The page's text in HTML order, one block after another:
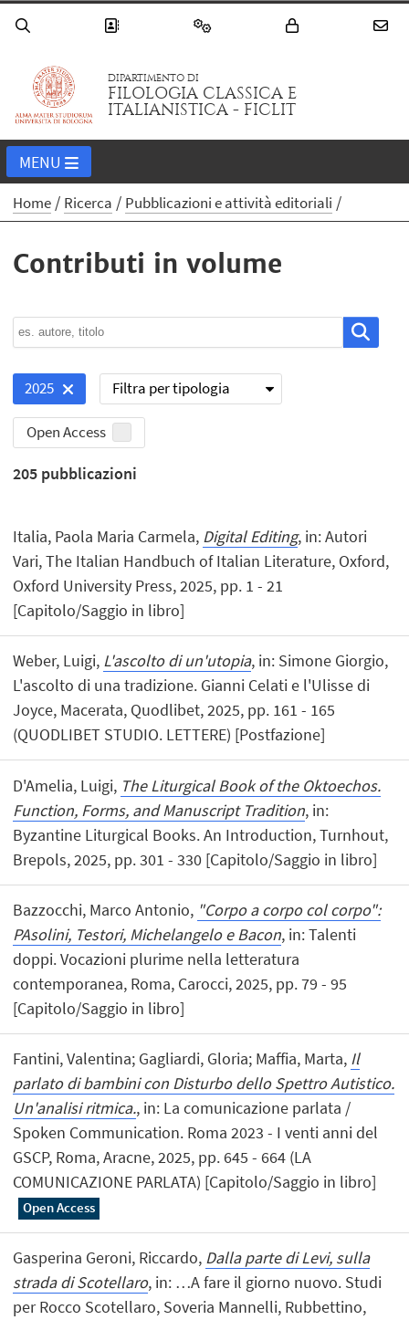
DIPARTIMENTO DI
FILOLOGIA CLASSICA E
ITALIANISTICA - FICLIT
MENU
Home Ricerca Pubblicazioni e attività editoriali
Contributi in volume
2025 Filtra per tipologia
Open Access
205 pubblicazioni
Italia, Paola Maria Carmela, Digital Editing, in: Autori
Vari, The Italian Handbuch of Italian Literature, Oxford,
Oxford University Press, 2025, pp. 1 - 21
[Capitolo/Saggio in libro]
Weber, Luigi, L'ascolto di un'utopia, in: Simone Giorgio,
L'ascolto di una tradizione. Gianni Celati e l'Ulisse di
Joyce, Macerata, Quodlibet, 2025, pp. 161 - 165
(QUODLIBET STUDIO. LETTERE) [Postfazione]
D'Amelia, Luigi, The Liturgical Book of the Oktoechos.
Function, Forms, and Manuscript Tradition, in:
Byzantine Liturgical Books. An Introduction, Turnhout,
Brepols, 2025, pp. 301 - 330 [Capitolo/Saggio in libro]
Bazzocchi, Marco Antonio, "Corpo a corpo col corpo":
PAsolini, Testori, Michelangelo e Bacon, in: Talenti
doppi. Vocazioni plurime nella letteratura
contemporanea, Roma, Carocci, 2025, pp. 79 - 95
[Capitolo/Saggio in libro]
Fantini, Valentina; Gagliardi, Gloria; Maffia, Marta, Il
parlato di bambini con Disturbo dello Spettro Autistico.
Un'analisi ritmica., in: La comunicazione parlata /
Spoken Communication. Roma 2023 - I venti anni del
GSCP, Roma, Aracne, 2025, pp. 645 - 664 (LA
COMUNICAZIONE PARLATA) [Capitolo/Saggio in libro]
Open Access
Gasperina Geroni, Riccardo, Dalla parte di Levi, sulla
strada di Scotellaro, in: …A fare il giorno nuovo. Studi
per Rocco Scotellaro, Soveria Mannelli, Rubbettino,